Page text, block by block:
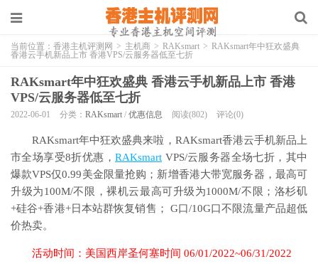
当前位置： 香港主机评测网 > 主机商 > RAKsmart > RAKsmart年中狂欢盛典
香港云手机新品上市 香港VPS/云服务器低至七折
RAKsmart年中狂欢盛典 香港云手机新品上市 香港
VPS/云服务器低至七折
2022-06-01 分类： RAKsmart / 优惠信息 阅读(802) 评论(0)
RAKsmart年中狂欢盛典来啦，RAKsmart香港云手机新品上
市全场享受8折优惠，RAKsmart VPS/云服务器全场七折，其中
爆款VPS仅0.99美金限量抢购；新增香港大带宽服务器，最高可
升级为100M/不限，裸机云最高可升级为1000M/不限；洛杉矶
+硅谷+香港+日本站群恢复销售； G口/10G口不限流量产品超低
价热卖。
活动时间：美国西岸圣何塞时间 06/01/2022~06/31/2022